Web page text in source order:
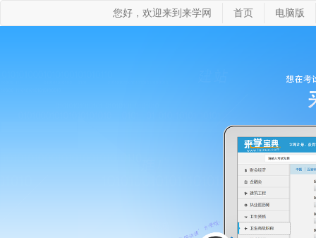
您好，欢迎来到来学网 首页 电脑版